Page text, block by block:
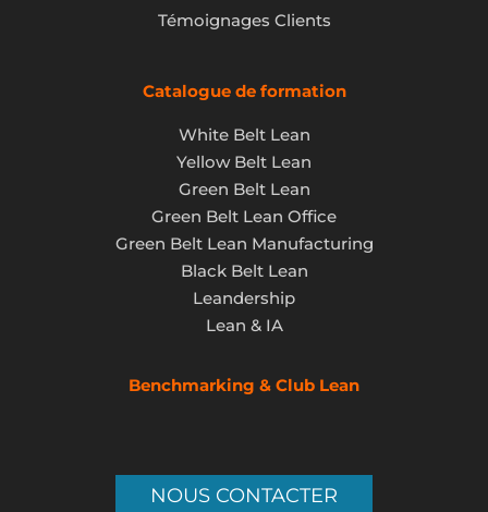
Témoignages Clients
Catalogue de formation
White Belt Lean
Yellow Belt Lean
Green Belt Lean
Green Belt Lean Office
Green Belt Lean Manufacturing
Black Belt Lean
Leandership
Lean & IA
Benchmarking & Club Lean
NOUS CONTACTER